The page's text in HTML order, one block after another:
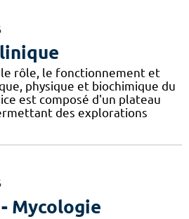
rôle, le fonctionnement et
physique et biochimique du
est composé d'un plateau
des explorations
Mycologie